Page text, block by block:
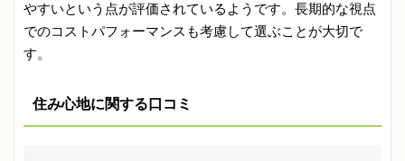
やすいという点が評価されているようです。長期的な視点
でのコストパフォーマンスも考慮して選ぶことが大切で
す。
住み心地に関する口コミ